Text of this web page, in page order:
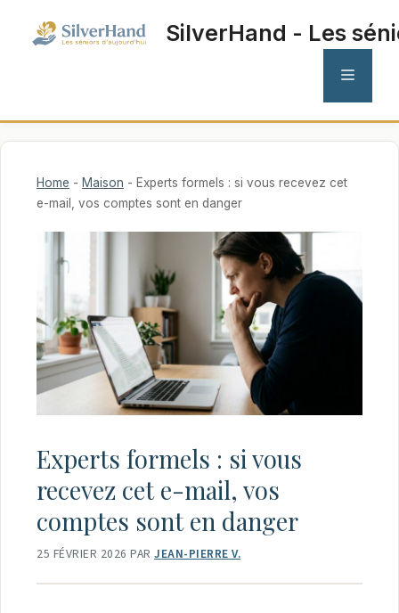
SilverHand - Les
MENU
Home - Maison - Experts formels : si vous recevez cet
e-mail, vos comptes sont en danger
Experts formels : si vous
recevez cet e-mail, vos
comptes sont en danger
25 FÉVRIER 2026 PAR JEAN-PIERRE V.